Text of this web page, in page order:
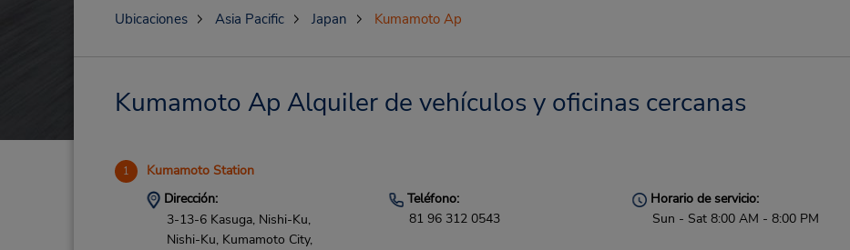
Ubicaciones Asia Pacific Japan Kumamoto Ap
Kumamoto Ap Alquiler de vehículos y oficinas cercanas
1 Kumamoto Station
Dirección:
3-13-6 Kasuga, Nishi-Ku,
Nishi-Ku, Kumamoto City,
Teléfono:
81 96 312 0543
Horario de servicio:
Sun - Sat 8:00 AM - 8:00 PM